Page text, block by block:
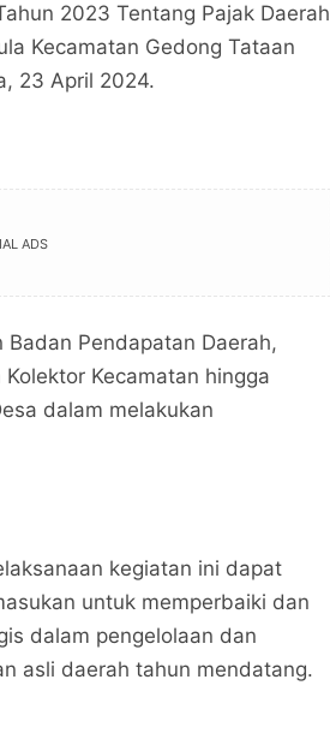
2023 Tentang Pajak Daerah
Kecamatan Gedong Tataan
23 April 2024.
ADS
Pendapatan Daerah,
Kecamatan hingga
dalam melakukan
kegiatan ini dapat
untuk memperbaiki dan
dalam pengelolaan dan
asli daerah tahun mendatang.